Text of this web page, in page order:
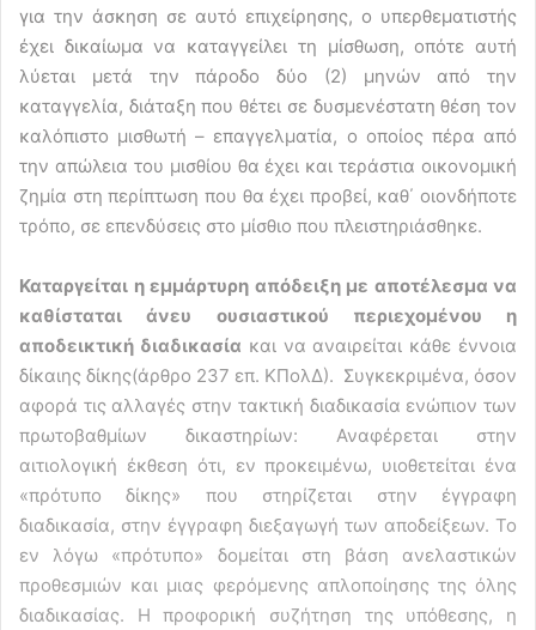
για την άσκηση σε αυτό επιχείρησης, ο υπερθεματιστής
έχει δικαίωμα να καταγγείλει τη μίσθωση, οπότε αυτή
λύεται μετά την πάροδο δύο (2) μηνών από την
καταγγελία, διάταξη που θέτει σε δυσμενέστατη θέση τον
καλόπιστο μισθωτή – επαγγελματία, ο οποίος πέρα από
την απώλεια του μισθίου θα έχει και τεράστια οικονομική
ζημία στη περίπτωση που θα έχει προβεί, καθ΄ οιονδήποτε
τρόπο, σε επενδύσεις στο μίσθιο που πλειστηριάσθηκε.
Καταργείται η εμμάρτυρη απόδειξη με αποτέλεσμα να
καθίσταται άνευ ουσιαστικού περιεχομένου η
αποδεικτική διαδικασία και να αναιρείται κάθε έννοια
δίκαιης δίκης(άρθρο 237 επ. ΚΠολΔ). Συγκεκριμένα, όσον
αφορά τις αλλαγές στην τακτική διαδικασία ενώπιον των
πρωτοβαθμίων δικαστηρίων: Αναφέρεται στην
αιτιολογική έκθεση ότι, εν προκειμένω, υιοθετείται ένα
«πρότυπο δίκης» που στηρίζεται στην έγγραφη
διαδικασία, στην έγγραφη διεξαγωγή των αποδείξεων. Το
εν λόγω «πρότυπο» δομείται στη βάση ανελαστικών
προθεσμιών και μιας φερόμενης απλοποίησης της όλης
διαδικασίας. Η προφορική συζήτηση της υπόθεσης, η